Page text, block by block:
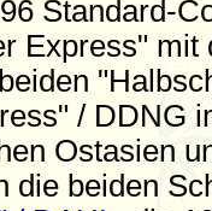
Standard-
Express"
/ DDNG
Ostasien
die beiden